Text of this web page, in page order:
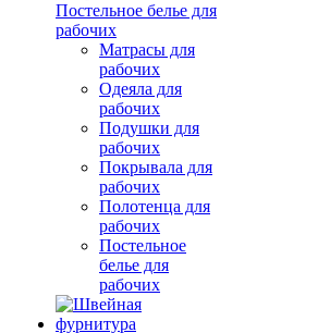
Постельное белье для
рабочих
Матрасы для
рабочих
Одеяла для
рабочих
Подушки для
рабочих
Покрывала для
рабочих
Полотенца для
рабочих
Постельное
белье для
рабочих